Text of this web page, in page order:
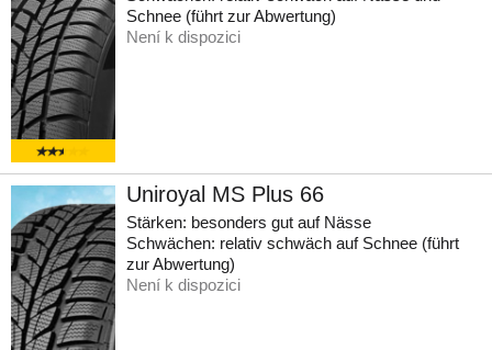
Schnee (führt zur Abwertung)
Není k dispozici
Uniroyal MS Plus 66
Stärken: besonders gut auf Nässe
Schwächen: relativ schwäch auf Schnee (führt
zur Abwertung)
Není k dispozici